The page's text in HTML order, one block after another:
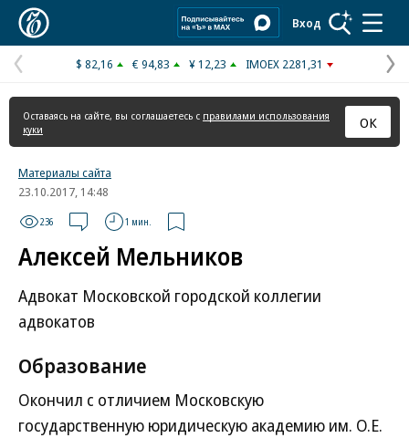
Вход
Предыдущая
страница
$ 82,16 € 94,83 ¥ 12,23 IMOEX 2281,31
Оставаясь на сайте, вы соглашаетесь с правилами использования
куки
ОК
Материалы сайта
23.10.2017, 14:48
236 1 мин.
Алексей Мельников
Адвокат Московской городской коллегии
адвокатов
Образование
Окончил с отличием Московскую
государственную юридическую академию им. О.Е.